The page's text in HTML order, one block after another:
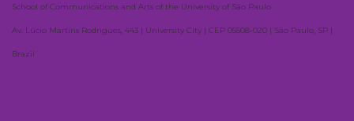
School of Communications and Arts of the University of São Paulo
Av. Lúcio Martins Rodrigues, 443 | University City | CEP 05508-020 | São Paulo, SP |
Brazil